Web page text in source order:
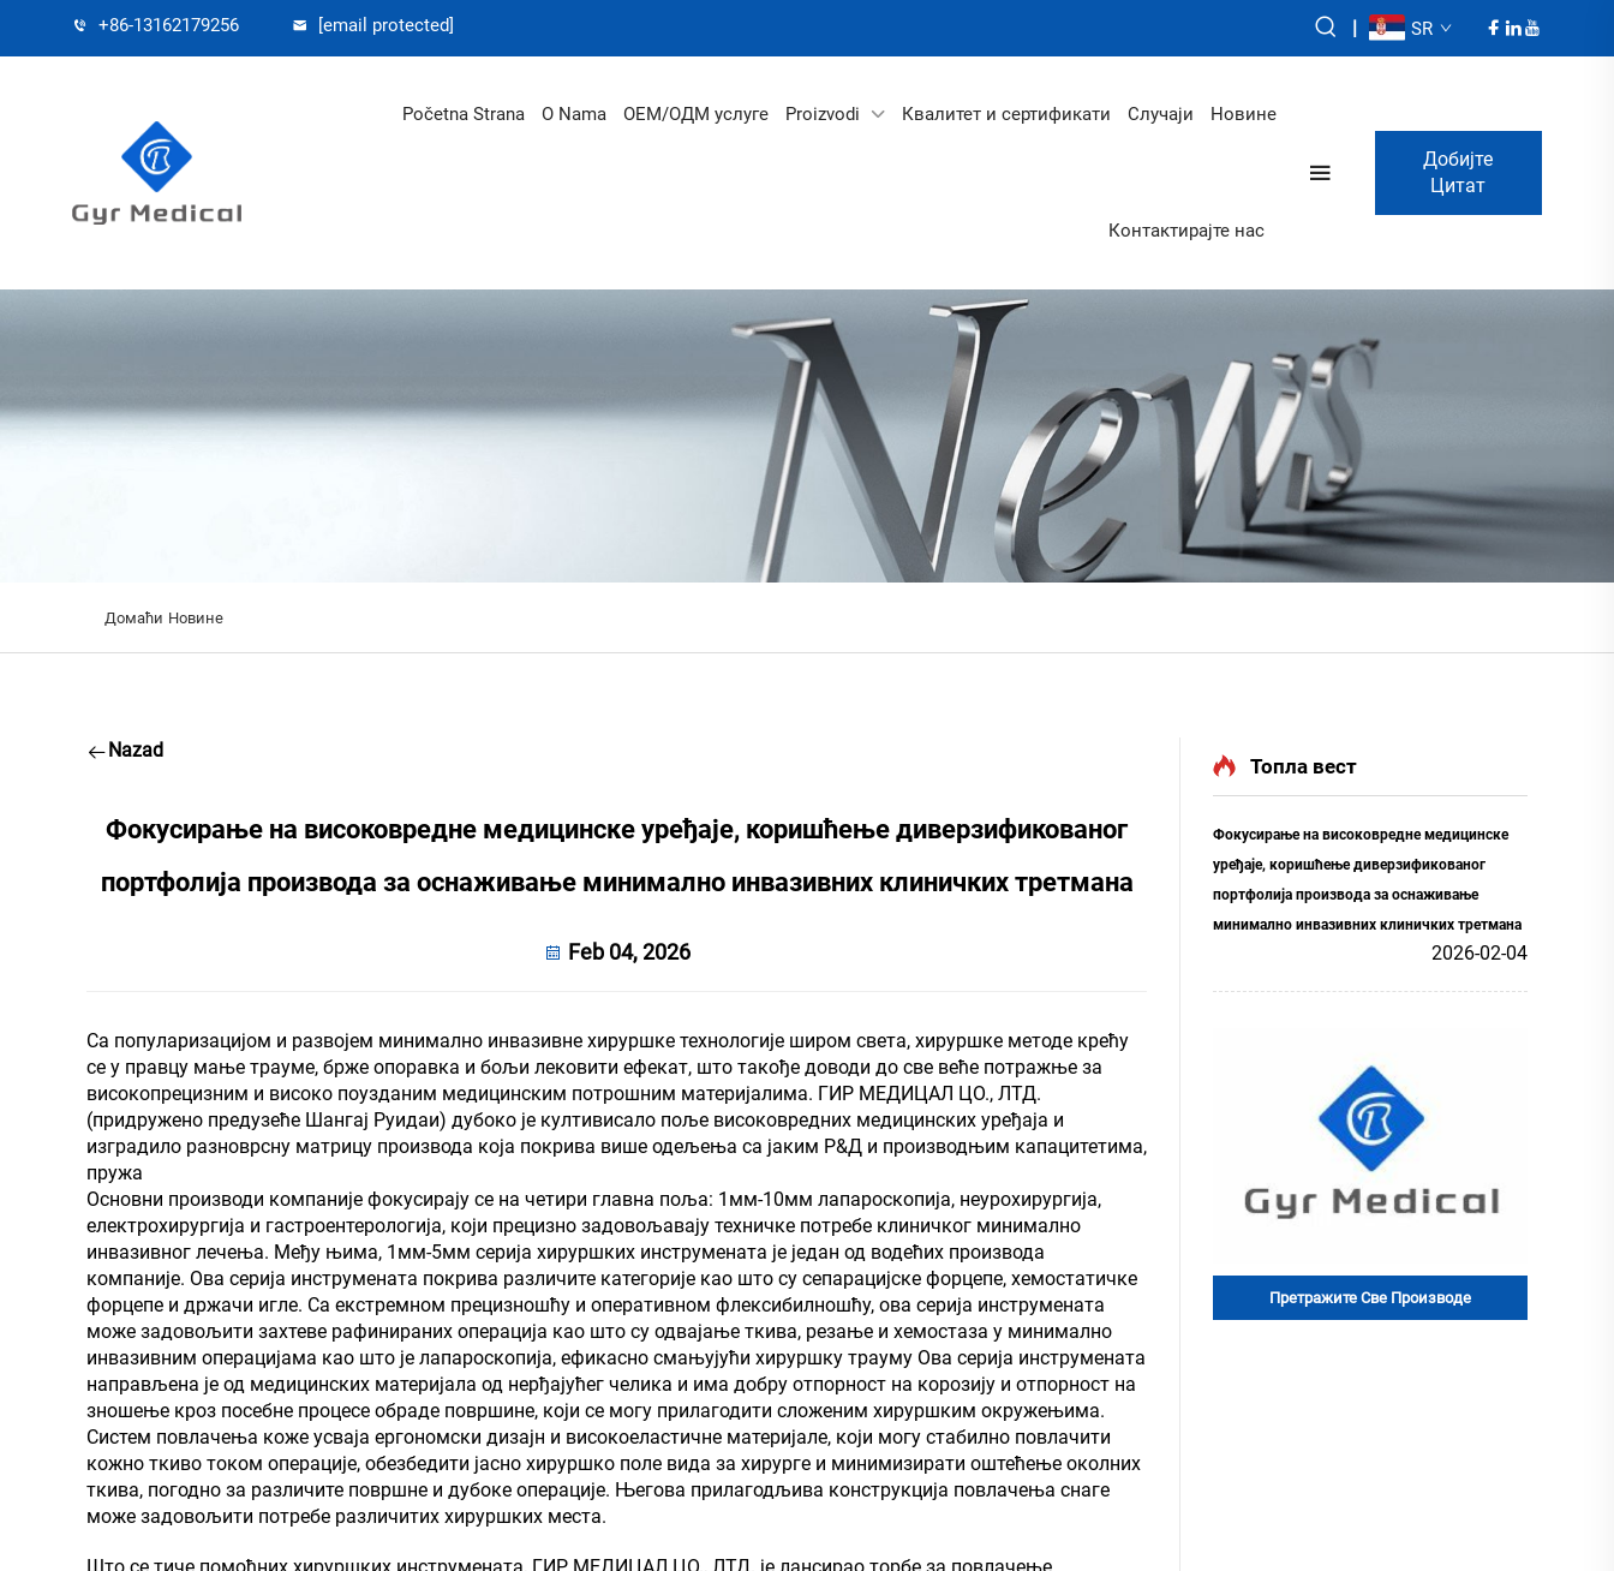
+86-13162179256 [email protected] | SR
Početna Strana O Nama ОЕМ/ОДМ услуге Proizvodi Квалитет и сертификати Случаји Новине
Контактирајте нас
Добијте
Цитат
Домаћи Новине
Nazad
Фокусирање на високовредне медицинске уређаје, коришћење диверзификованог
портфолија производа за оснаживање минимално инвазивних клиничких третмана
Feb 04, 2026
Са популаризацијом и развојем минимално инвазивне хируршке технологије широм света, хируршке методе крећу
се у правцу мање трауме, брже опоравка и бољи лековити ефекат, што такође доводи до све веће потражње за
високопрецизним и високо поузданим медицинским потрошним материјалима. ГИР МЕДИЦАЛ ЦО., ЛТД.
(придружено предузеће Шангај Руидаи) дубоко је култивисало поље високовредних медицинских уређаја и
изградило разноврсну матрицу производа која покрива више одељења са јаким Р&Д и производњим капацитетима,
пружа
Основни производи компаније фокусирају се на четири главна поља: 1мм-10мм лапароскопија, неурохирургија,
електрохирургија и гастроентерологија, који прецизно задовољавају техничке потребе клиничког минимално
инвазивног лечења. Међу њима, 1мм-5мм серија хируршких инструмената је један од водећих производа
компаније. Ова серија инструмената покрива различите категорије као што су сепарацијске форцепе, хемостатичке
форцепе и држачи игле. Са екстремном прецизношћу и оперативном флексибилношћу, ова серија инструмената
може задовољити захтеве рафинираних операција као што су одвајање ткива, резање и хемостаза у минимално
инвазивним операцијама као што је лапароскопија, ефикасно смањујући хируршку трауму Ова серија инструмената
направљена је од медицинских материјала од нерђајућег челика и има добру отпорност на корозију и отпорност на
зношење кроз посебне процесе обраде површине, који се могу прилагодити сложеним хируршким окружењима.
Систем повлачења коже усваја ергономски дизајн и високоеластичне материјале, који могу стабилно повлачити
кожно ткиво током операције, обезбедити јасно хируршко поле вида за хирурге и минимизирати оштећење околних
ткива, погодно за различите површне и дубоке операције. Његова прилагодљива конструкција повлачења снаге
може задовољити потребе различитих хируршких места.
Што се тиче помоћних хируршких инструмената, ГИР МЕДИЦАЛ ЦО., ЛТД. је лансирао торбе за повлачење
Топла вест
Фокусирање на високовредне медицинске
уређаје, коришћење диверзификованог
портфолија производа за оснаживање
минимално инвазивних клиничких третмана
2026-02-04
Претражите Све Производе